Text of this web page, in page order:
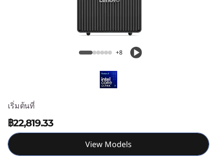
n
6
ThinkCentre Neo 50t Gen 6 (Intel)
+8
เริ่มต้นที่
฿22,819.33
View Models